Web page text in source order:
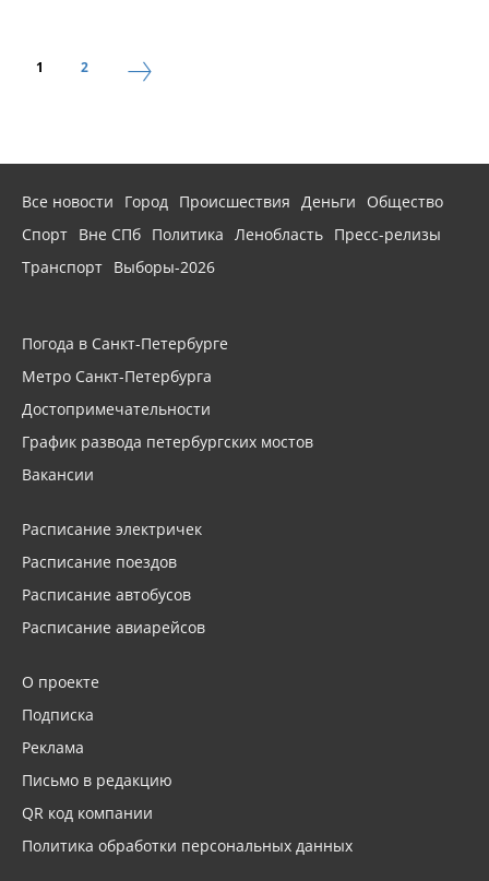
1 2
Все новости Город Происшествия Деньги
Общество
Спорт Вне СПб Политика Ленобласть Пресс-релизы
Транспорт Выборы-2026
Погода в Санкт-Петербурге
Метро Санкт-Петербурга
Достопримечательности
График развода петербургских мостов
Вакансии
Расписание электричек
Расписание поездов
Расписание автобусов
Расписание авиарейсов
О проекте
Подписка
Реклама
Письмо в редакцию
QR код компании
Политика обработки персональных данных